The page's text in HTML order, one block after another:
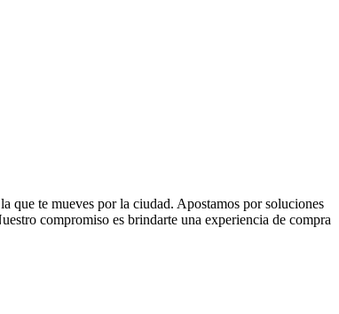
que te mueves por la ciudad. Apostamos por soluciones
compromiso es brindarte una experiencia de compra